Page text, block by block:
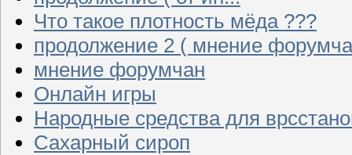
Что такое плотность мёда ???
продолжение 2 ( мнение
мнение форумчан
Онлайн игры
Народные средства для
Сахарный сироп